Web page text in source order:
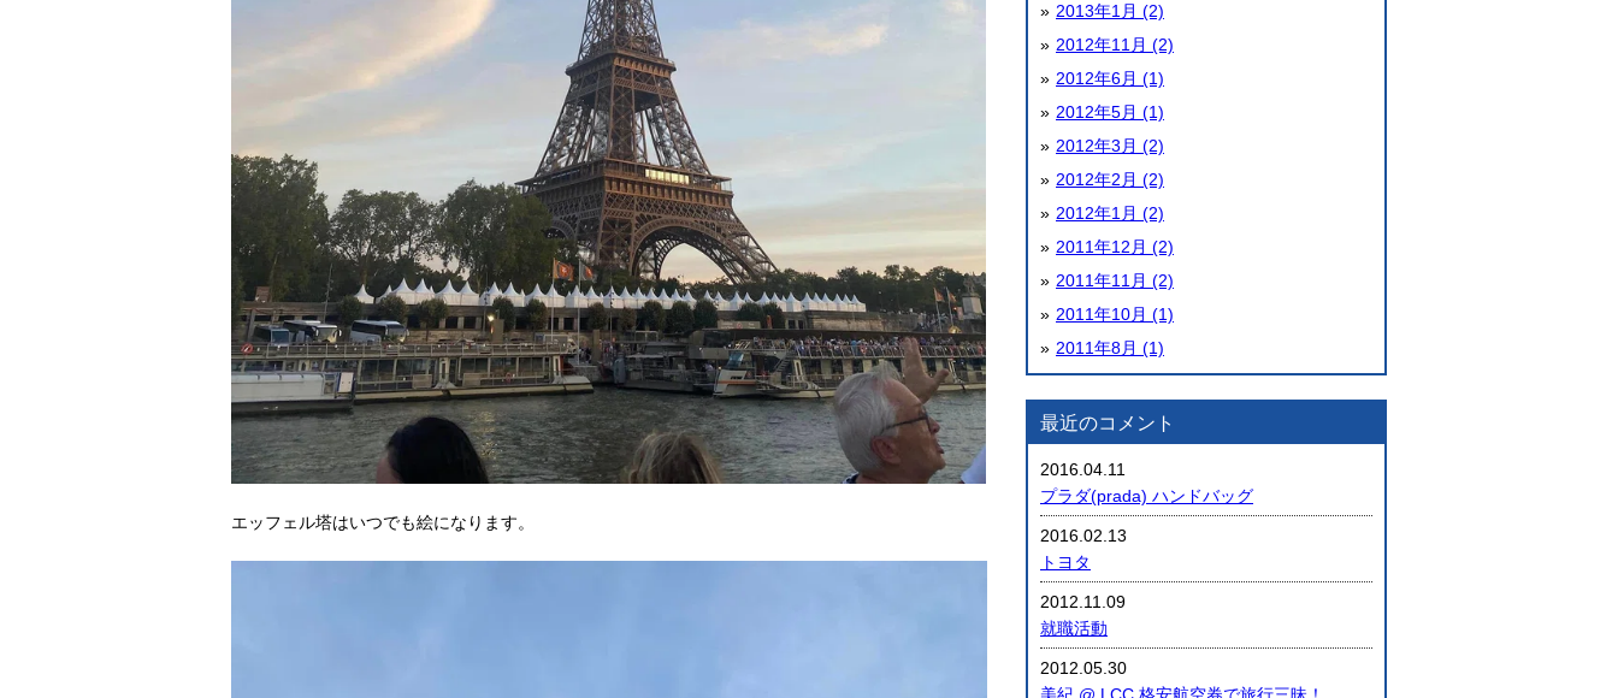
エッフェル塔はいつでも絵になります。
2013年1月 (2)
2012年11月 (2)
2012年6月 (1)
2012年5月 (1)
2012年3月 (2)
2012年2月 (2)
2012年1月 (2)
2011年12月 (2)
2011年11月 (2)
2011年10月 (1)
2011年8月 (1)
最近のコメント
2016.04.11
プラダ(prada) ハンドバッグ
2016.02.13
トヨタ
2012.11.09
就職活動
2012.05.30